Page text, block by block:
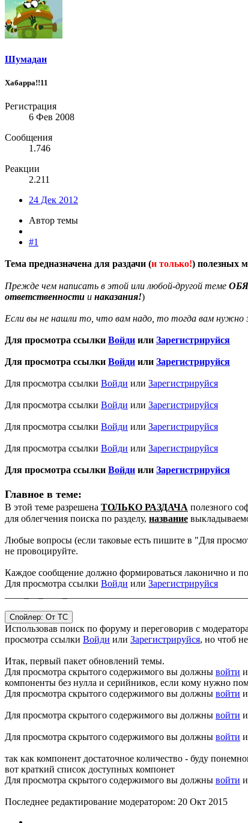
Шумадан
Хабарра!!11
Регистрация
6 Фев 2008
Сообщения
1.746
Реакции
2.211
24 Дек 2012
Автор темы
#1
Тема предназначена для раздачи (и только!) полезных
Прежде чем написать в этой или любой-другой теме
ответственности и наказания!)
Если вы не нашли то, что вам надо, то тогда вам нужно
Для просмотра ссылки Войди или Зарегистрируйся
Для просмотра ссылки Войди или Зарегистрируйся
Для просмотра ссылки Войди или Зарегистрируйся
Для просмотра ссылки Войди или Зарегистрируйся
Для просмотра ссылки Войди или Зарегистрируйся
Для просмотра ссылки Войди или Зарегистрируйся
Для просмотра ссылки Войди или Зарегистрируйся
Главное в теме:
В этой теме разрешена ТОЛЬКО РАЗДАЧА полезного
для облегчения поиска по разделу, название
Любые вопросы (если таковые есть пишите в "Для
не провоцируйте.
Каждое сообщение должно формироваться лаконично и
Для просмотра ссылки Войди или Зарегистрируйся
Спойлер: От ТС
Использовав поиск по форуму и переговорив с
просмотра ссылки Войди или Зарегистрируйся, но чтоб
Итак, первый пакет обновлений темы.
Для просмотра скрытого содержимого вы должны войти
компоненты без нулла и серийников, если кому нужно
Для просмотра скрытого содержимого вы должны войти
Для просмотра скрытого содержимого вы должны войти
Для просмотра скрытого содержимого вы должны войти
так как компонент достаточное количество - буду
вот краткий список доступных компонет
Для просмотра скрытого содержимого вы должны войти
Последнее редактирование модератором: 20 Окт 2015